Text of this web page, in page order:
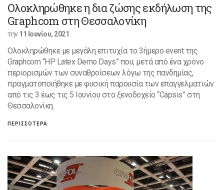
Ολοκληρώθηκε η δια ζώσης εκδήλωση της
Graphcom στη Θεσσαλονίκη
την11 Ιουνίου, 2021
Ολοκληρώθηκε με μεγάλη επιτυχία το 3ήμερο event της
Graphcom “HP Latex Demo Days” που, μετά από ένα χρόνο
περιορισμών των συναθροίσεων λόγω της πανδημίας,
πραγματοποιήθηκε με φυσική παρουσία των επαγγελματιών
από τις 3 έως τις 5 Ιουνίου στο ξενοδοχείο “Capsis” στη
Θεσσαλονίκη.
ΠΕΡΙΣΣΟΤΕΡΑ